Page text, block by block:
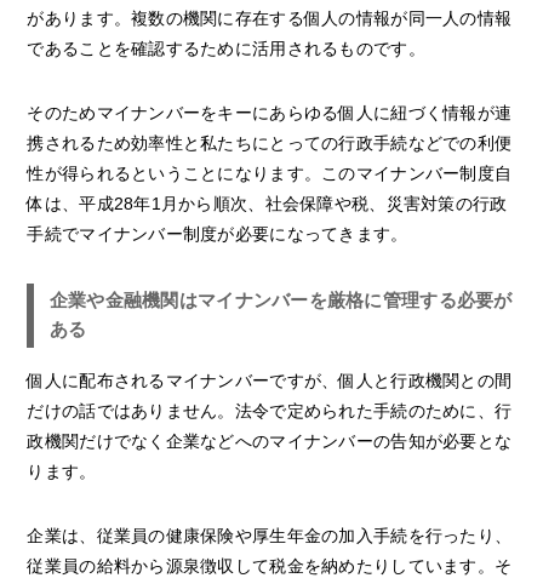
があります。複数の機関に存在する個人の情報が同一人の情報
であることを確認するために活用されるものです。
そのためマイナンバーをキーにあらゆる個人に紐づく情報が連
携されるため効率性と私たちにとっての行政手続などでの利便
性が得られるということになります。このマイナンバー制度自
体は、平成28年1月から順次、社会保障や税、災害対策の行政
手続でマイナンバー制度が必要になってきます。
企業や金融機関はマイナンバーを厳格に管理する必要が
ある
個人に配布されるマイナンバーですが、個人と行政機関との間
だけの話ではありません。法令で定められた手続のために、行
政機関だけでなく企業などへのマイナンバーの告知が必要とな
ります。
企業は、従業員の健康保険や厚生年金の加入手続を行ったり、
従業員の給料から源泉徴収して税金を納めたりしています。そ